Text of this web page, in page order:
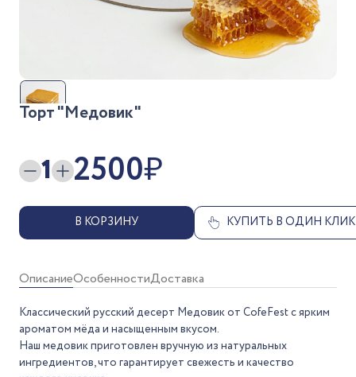
Торт "Медовик"
1 2500₽
В КОРЗИНУ КУПИТЬ В ОДИН КЛИК
ОписаниеОсобенностиДоставка
Классический русский десерт Медовик от CofeFest с ярким
ароматом мёда и насыщенным вкусом.
Наш медовик приготовлен вручную из натуральных
ингредиентов, что гарантирует свежесть и качество